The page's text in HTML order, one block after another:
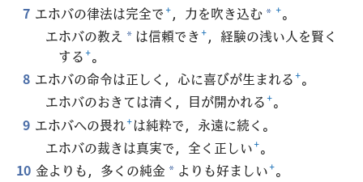
7 エホバの律法は完全で+，力を吹き込む * +。
エホバの教え * は信頼でき+，経験の浅い人を賢く
する+。
8 エホバの命令は正しく，心に喜びが生まれる+。
エホバのおきては清く，目が開かれる+。
9 エホバへの畏れ+は純粋で，永遠に続く。
エホバの裁きは真実で，全く正しい+。
10 金よりも，多くの純金 * よりも好ましい+。